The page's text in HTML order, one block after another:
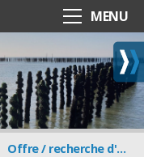
MENU
Offre / recherche d'emploi